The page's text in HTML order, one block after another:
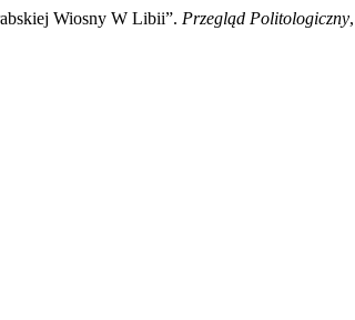
Wiosny W Libii”. Przegląd Politologiczny